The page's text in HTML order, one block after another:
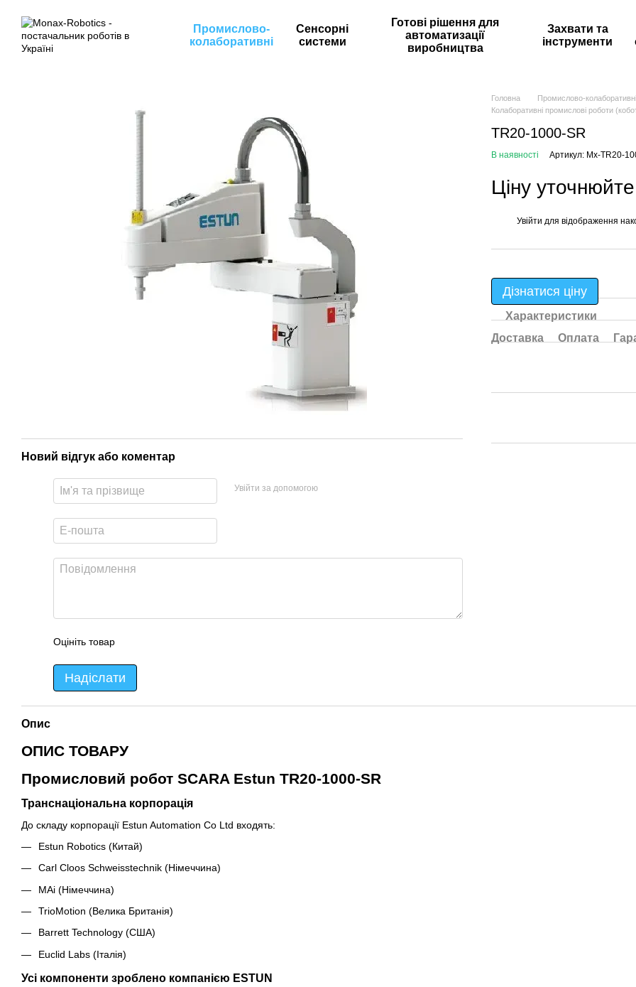
Промислово-
колаборативні
Сенсорні
системи
Готові рішення для
автоматизації
виробництва
Захвати та
інструменти
Новий відгук або коментар
Увійти за допомогою
Оцініть товар
Надіслати
Головна Промислово-колаборативні
Колаборативні промислові роботи
TR20-1000-SR
В наявності Артикул: Mx-TR20-
Ціну уточнюйте
Увійти для відображення
Дізнатися ціну
Характеристики
Доставка
Оплата
Опис
ОПИС ТОВАРУ
Промисловий робот SCARA Estun TR20-1000-SR
Транснаціональна корпорація
До складу корпорації Estun Automation Co Ltd входять:
Estun Robotics (Китай)
Carl Cloos Schweisstechnik (Німеччина)
MAi (Німеччина)
TrioMotion (Велика Британія)
Barrett Technology (США)
Euclid Labs (Італія)
Усі компоненти зроблено компанією ESTUN